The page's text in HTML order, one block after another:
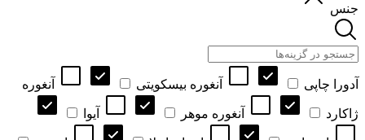
جنس
آدورا چاپی آنغوره بیسکویتی آنغوره
ژاکارد آنغوره موهر آیوا